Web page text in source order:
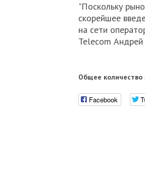
"Поскольку
скорейшее
на сети
Telecom
Общее количество
Facebook